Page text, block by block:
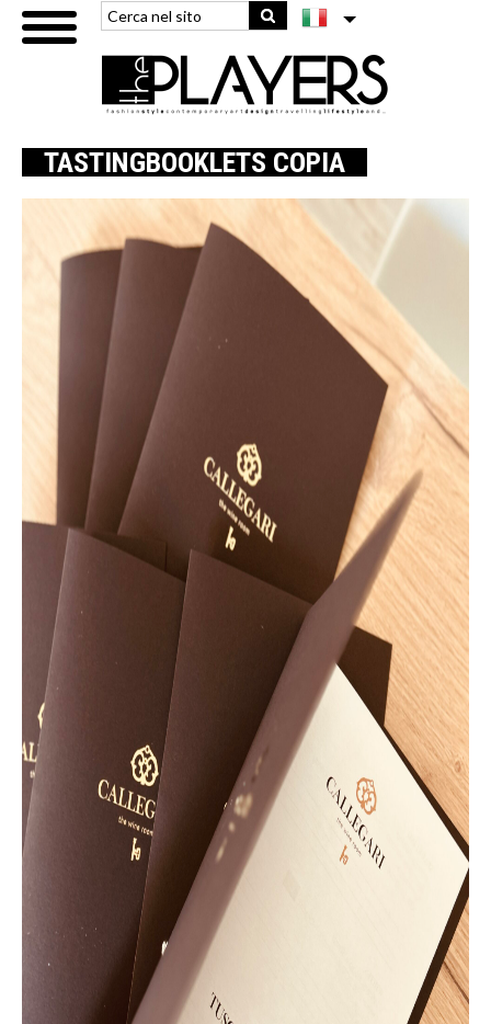
TASTINGBOOKLETS COPIA